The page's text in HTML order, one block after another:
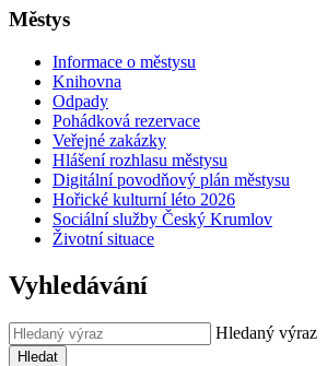
Městys
Informace o městysu
Knihovna
Odpady
Pohádková rezervace
Veřejné zakázky
Hlášení rozhlasu městysu
Digitální povodňový plán městysu
Hořické kulturní léto 2026
Sociální služby Český Krumlov
Životní situace
Vyhledávání
Hledaný výraz
Hledat